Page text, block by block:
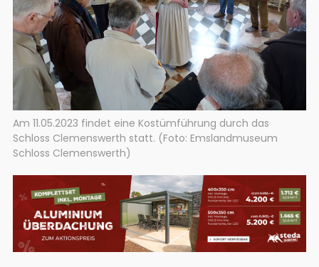
Am 11.05.2023 findet eine Kostümführung durch das
Schloss Clemenswerth statt. (Foto: Emslandmuseum
Schloss Clemenswerth)